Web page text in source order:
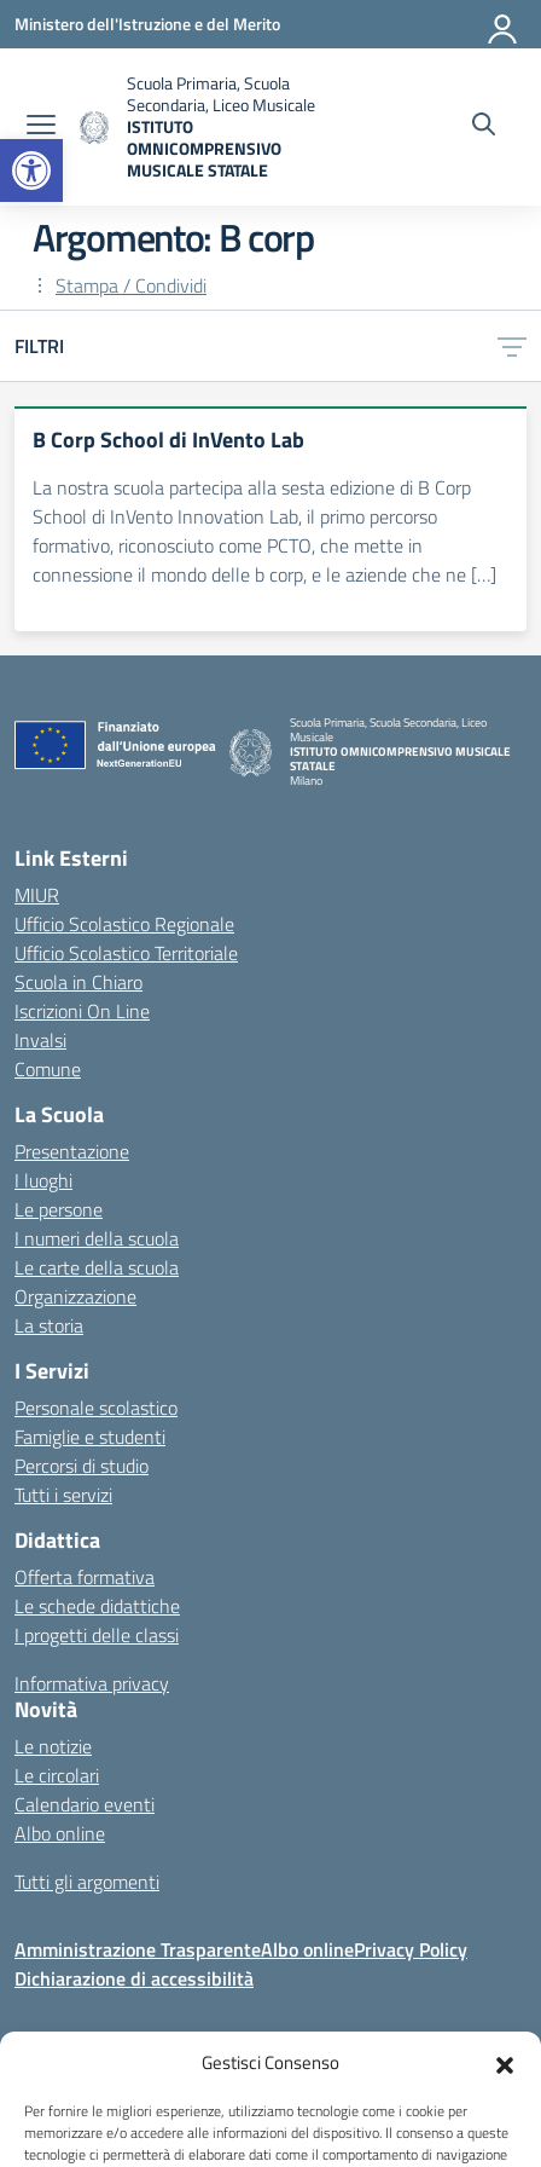
Open toolbar
Gestisci Consenso
Per fornire le migliori esperienze, utilizziamo tecnologie come i cookie per
memorizzare e/o accedere alle informazioni del dispositivo. Il consenso a queste
tecnologie ci permetterà di elaborare dati come il comportamento di navigazione
Vai ai contenuti
Vai al menu di navigazione
Vai al footer
Ministero dell'Istruzione e del Merito
Scuola Primaria, Scuola
Secondaria, Liceo Musicale
ISTITUTO
OMNICOMPRENSIVO
MUSICALE STATALE
Argomento: B corp
Stampa / Condividi
FILTRI
B Corp School di InVento Lab
La nostra scuola partecipa alla sesta edizione di B Corp
School di InVento Innovation Lab, il primo percorso
formativo, riconosciuto come PCTO, che mette in
connessione il mondo delle b corp, e le aziende che ne […]
Scuola Primaria, Scuola Secondaria, Liceo
Musicale
ISTITUTO OMNICOMPRENSIVO MUSICALE
STATALE
Milano
Link Esterni
MIUR
Ufficio Scolastico Regionale
Ufficio Scolastico Territoriale
Scuola in Chiaro
Iscrizioni On Line
Invalsi
Comune
La Scuola
Presentazione
I luoghi
Le persone
I numeri della scuola
Le carte della scuola
Organizzazione
La storia
I Servizi
Personale scolastico
Famiglie e studenti
Percorsi di studio
Tutti i servizi
Didattica
Offerta formativa
Le schede didattiche
I progetti delle classi
Informativa privacy
Novità
Le notizie
Le circolari
Calendario eventi
Albo online
Tutti gli argomenti
Amministrazione TrasparenteAlbo onlinePrivacy Policy
Dichiarazione di accessibilità
Via Corridoni 34/36 Milano
Posta elettronica certificata (PEC):miic8de001@pec.istruzione.it